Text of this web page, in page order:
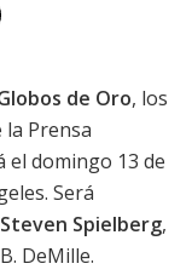
de Oro, los
la Prensa
el domingo 13 de
Será
Steven Spielberg,
DeMille.